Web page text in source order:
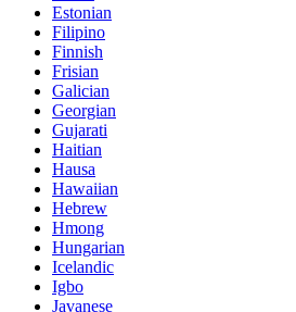
Estonian
Filipino
Finnish
Frisian
Galician
Georgian
Gujarati
Haitian
Hausa
Hawaiian
Hebrew
Hmong
Hungarian
Icelandic
Igbo
Javanese